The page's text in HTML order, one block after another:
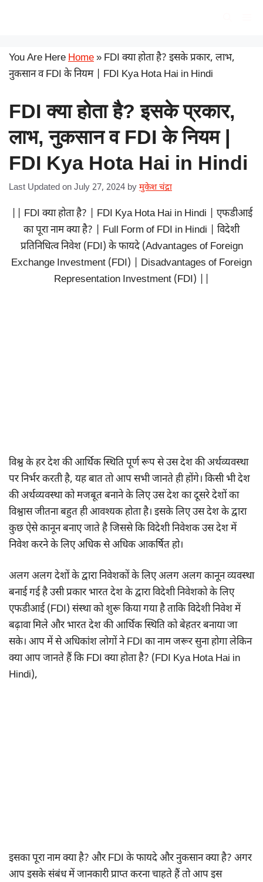
You Are HereHome» FDI क्या होता है? इसके प्रकार, लाभ,
नुकसान व FDI के नियम | FDI Kya Hota Hai in Hindi
FDI क्या होता है? इसके प्रकार,
लाभ, नुकसान व FDI के नियम |
FDI Kya Hota Hai in Hindi
Last Updated on July 27, 2024 by मुकेश चंद्रा
|| FDI क्या होता है? | FDI Kya Hota Hai in Hindi | एफडीआई
का पूरा नाम क्या है? | Full Form of FDI in Hindi | विदेशी
प्रतिनिधित्व निवेश (FDI) के फायदे (Advantages of Foreign
Exchange Investment (FDI) | Disadvantages of Foreign
Representation Investment (FDI) ||
विश्व के हर देश की आर्थिक स्थिति पूर्ण रूप से उस देश की अर्थव्यवस्था
पर निर्भर करती है, यह बात तो आप सभी जानते ही होंगे। किसी भी देश
की अर्थव्यवस्था को मजबूत बनाने के लिए उस देश का दूसरे देशों का
विश्वास जीतना बहुत ही आवश्यक होता है। इसके लिए उस देश के द्वारा
कुछ ऐसे कानून बनाए जाते है जिससे कि विदेशी निवेशक उस देश में
निवेश करने के लिए अधिक से अधिक आकर्षित हो।
अलग अलग देशों के द्वारा निवेशकों के लिए अलग अलग कानून व्यवस्था
बनाई गई है उसी प्रकार भारत देश के द्वारा विदेशी निवेशको के लिए
एफडीआई (FDI) संस्था को शुरू किया गया है ताकि विदेशी निवेश में
बढ़ावा मिले और भारत देश की आर्थिक स्थिति को बेहतर बनाया जा
सके। आप में से अधिकांश लोगों ने FDI का नाम जरूर सुना होगा लेकिन
क्या आप जानते हैं कि FDI क्या होता है? (FDI Kya Hota Hai in
Hindi),
इसका पूरा नाम क्या है? और FDI के फायदे और नुकसान क्या है? अगर
आप इसके संबंध में जानकारी प्राप्त करना चाहते हैं तो आप इस